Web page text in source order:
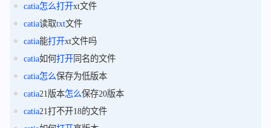
catia怎么打开xt文件
catia读取txt文件
catia能打开xt文件吗
catia如何打开同名的文件
catia怎么保存为低版本
catia21版本怎么保存20版本
catia21打不开18的文件